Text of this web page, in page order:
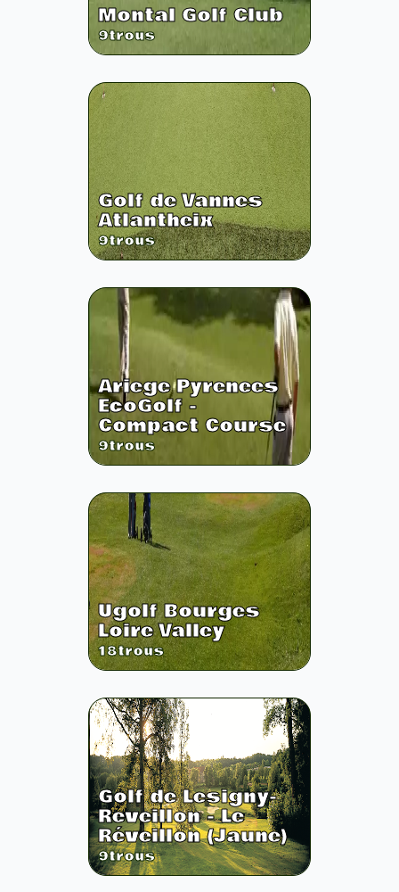
Montal Golf Club
9trous
Golf de Vannes
Atlantheix
9trous
Ariege Pyrenees
EcoGolf -
Compact Course
9trous
Ugolf Bourges
Loire Valley
18trous
Golf de Lesigny-
Reveillon - Le
Réveillon (Jaune)
9trous